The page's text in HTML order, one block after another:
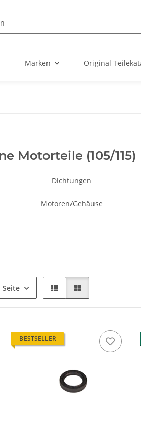
Marken Original
Motorteile (105/115)
Dichtungen
Motoren/Gehäuse
BESTSELLER